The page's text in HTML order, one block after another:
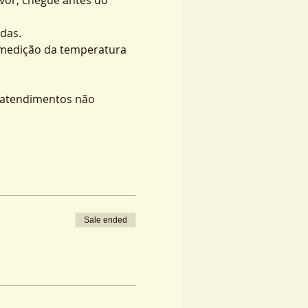
da temperatura
não
Sale ended